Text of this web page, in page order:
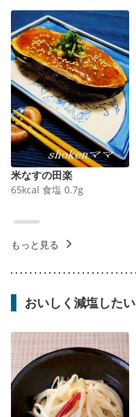
米なすの田楽
65kcal 食塩 0.7g
もっと見る
おいしく減塩したい